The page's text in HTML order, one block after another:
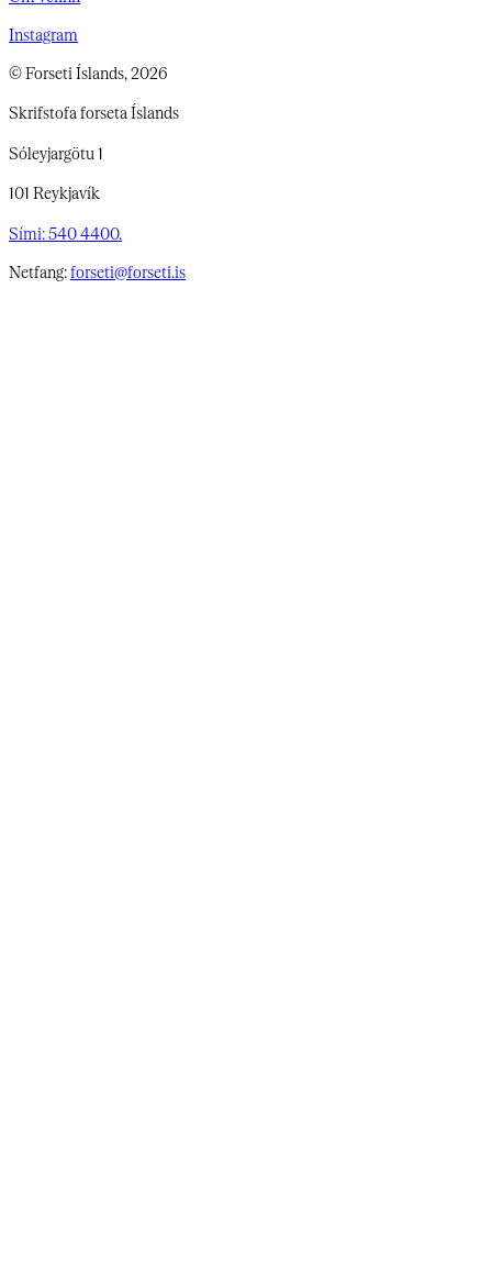
Instagram
© Forseti Íslands, 2026
Skrifstofa forseta Íslands
Sóleyjargötu 1
101 Reykjavík
Sími: 540 4400.
Netfang:forseti@forseti.is